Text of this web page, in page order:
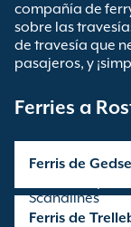
compañía de
sobre las
de travesía que
pasajeros, y
Ferries a
Ferris de
Scandlines
Ferris de